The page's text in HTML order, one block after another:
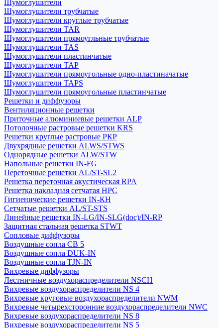
Шумоглушители
Шумоглушители трубчатые
Шумоглушители круглые трубчатые
Шумоглушители TAR
Шумоглушители прямоугльные трубчатые
Шумоглушители TAS
Шумоглушители пластинчатые
Шумоглушители TAP
Шумоглушители прямоугольные одно-пластиначатые
Шумоглушители TAPS
Шумоглушители прямоугольные пластинчатые
Решетки и диффузоры
Вентиляционные решетки
Приточные алюминиевые решетки ALP
Потолочные растровые решетки KRS
Решетки круглые растровые РКР
Двухрядные решетки ALWS/STWS
Однорядные решетки ALW/STW
Напольные решетки IN-FG
Переточные решетки AL/ST-SL2
Решетка переточная акустическая RPA
Решетка накладная сетчатая НРС
Гигиенические решетки IN-КН
Сетчатые решетки AL/ST-STS
Линейные решетки IN-LG/IN-SLG(doc)/IN-RP
Защитная стальная решетка STWT
Сопловые диффузоры
Воздушные сопла СВ 5
Воздушные сопла DUK-IN
Воздушные сопла TJN-IN
Вихревые диффузоры
Лестничные воздухораспределители NSCH
Вихревые воздухораспределители NS 4
Вихревые круговые воздухораспределители NWM
Вихревые четырехсторонние воздухораспределители NWC
Вихревые воздухораспределители NS 8
Вихревые воздухораспределители NS 5